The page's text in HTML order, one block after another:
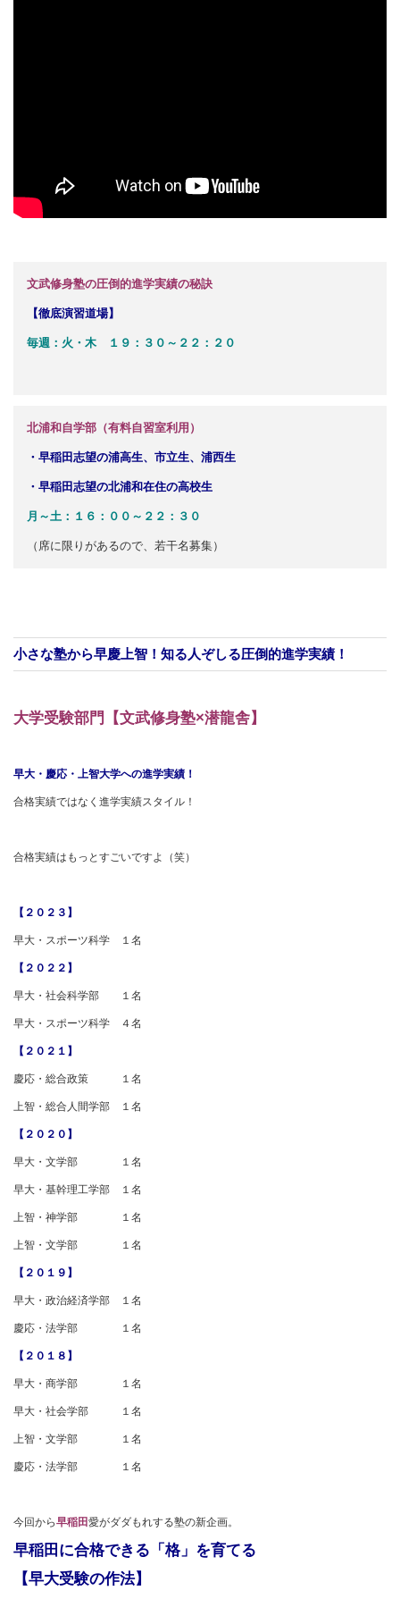
文武修身塾の圧倒的進学実績の秘訣
【徹底演習道場】
毎週：火・木 １９：３０～２２：２０
北浦和自学部（有料自習室利用）
・早稲田志望の浦高生、市立生、浦西生
・早稲田志望の北浦和在住の高校生
月～土：１６：００～２２：３０
（席に限りがあるので、若干名募集）
小さな塾から早慶上智！知る人ぞしる圧倒的進学実績！
大学受験部門【文武修身塾×潜龍舎】
早大・慶応・上智大学への進学実績！
合格実績ではなく進学実績スタイル！
合格実績はもっとすごいですよ（笑）
【２０２３】
早大・スポーツ科学 １名
【２０２２】
早大・社会科学部 １名
早大・スポーツ科学 ４名
【２０２１】
慶応・総合政策 １名
上智・総合人間学部 １名
【２０２０】
早大・文学部 １名
早大・基幹理工学部 １名
上智・神学部 １名
上智・文学部 １名
【２０１９】
早大・政治経済学部 １名
慶応・法学部 １名
【２０１８】
早大・商学部 １名
早大・社会学部 １名
上智・文学部 １名
慶応・法学部 １名
今回から早稲田愛がダダもれする塾の新企画。
早稲田に合格できる「格」を育てる
【早大受験の作法】